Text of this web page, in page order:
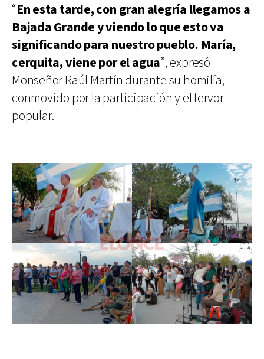
“En esta tarde, con gran alegría llegamos a
Bajada Grande y viendo lo que esto va
significando para nuestro pueblo. María,
cerquita, viene por el agua”, expresó
Monseñor Raúl Martín durante su homilía,
conmovido por la participación y el fervor
popular.